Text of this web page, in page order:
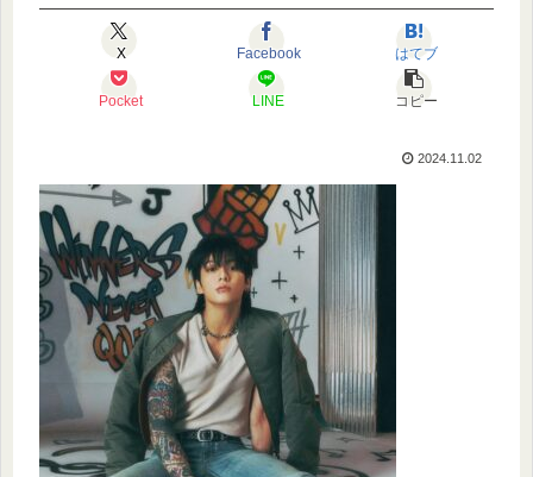
X Facebook はてブ
Pocket LINE コピー
2024.11.02